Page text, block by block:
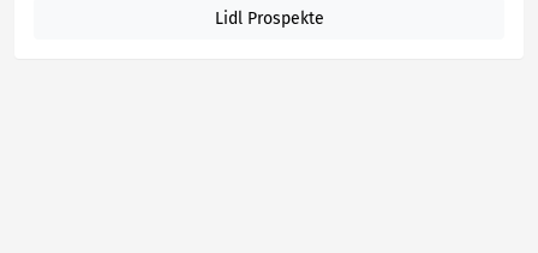
Lidl Prospekte